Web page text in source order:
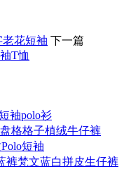
老花短袖 下一篇
T恤
袖polo衫
格格子植绒牛仔裤
短袖
裤梵文蓝白拼皮生仔裤